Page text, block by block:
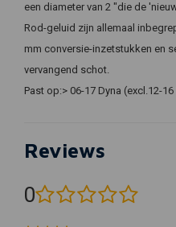
een diameter van 2 "die de
Rod-geluid zijn allemaal
mm conversie-inzetstukken en
vervangend schot.
Past op:> 06-17 Dyna (excl.12-
Reviews
0